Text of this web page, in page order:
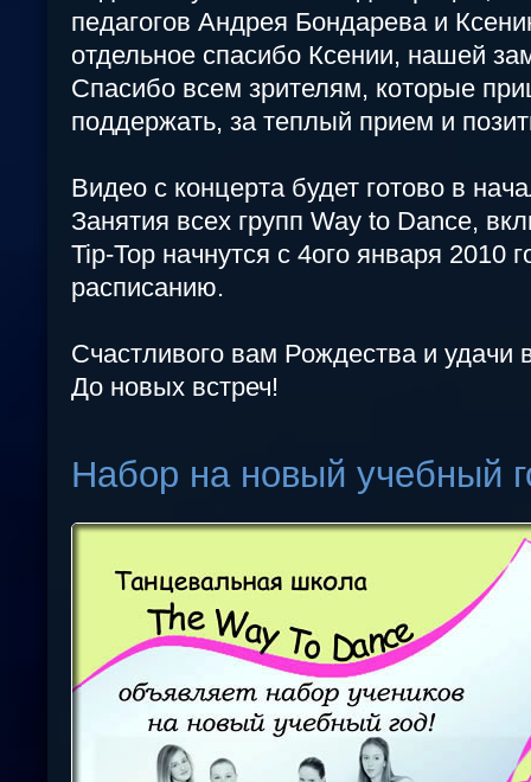
педагогов Андрея Бондарева и
отдельное спасибо Ксении, нашей
Спасибо всем зрителям, которые
поддержать, за теплый прием и
Видео с концерта будет готово в
Занятия всех групп Way to Dance,
Tip-Top начнутся с 4ого января 2010
расписанию.
Счастливого вам Рождества и удачи
До новых встреч!
Набор на новый учебный